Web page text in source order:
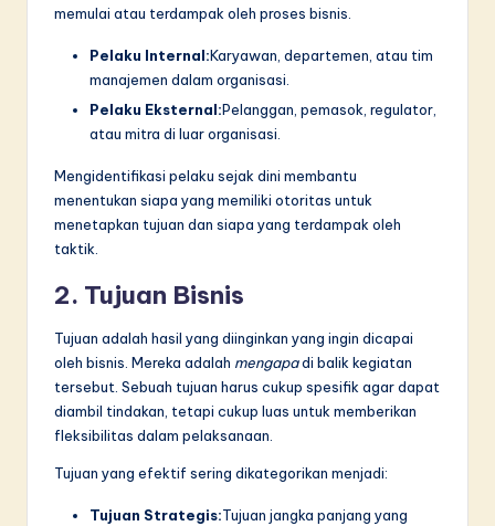
memulai atau terdampak oleh proses bisnis.
Pelaku Internal:Karyawan, departemen, atau tim
manajemen dalam organisasi.
Pelaku Eksternal:Pelanggan, pemasok, regulator,
atau mitra di luar organisasi.
Mengidentifikasi pelaku sejak dini membantu
menentukan siapa yang memiliki otoritas untuk
menetapkan tujuan dan siapa yang terdampak oleh
taktik.
2. Tujuan Bisnis
Tujuan adalah hasil yang diinginkan yang ingin dicapai
oleh bisnis. Mereka adalah mengapadi balik kegiatan
tersebut. Sebuah tujuan harus cukup spesifik agar dapat
diambil tindakan, tetapi cukup luas untuk memberikan
fleksibilitas dalam pelaksanaan.
Tujuan yang efektif sering dikategorikan menjadi:
Tujuan Strategis:Tujuan jangka panjang yang